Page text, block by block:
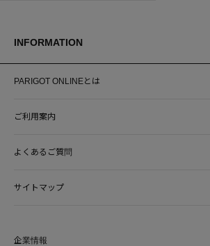
INFORMATION
PARIGOT ONLINEとは
ご利用案内
よくあるご質問
サイトマップ
企業情報